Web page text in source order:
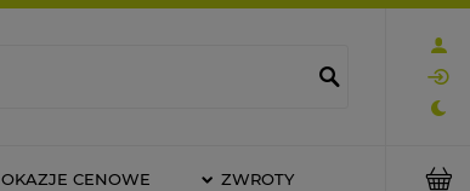
OKAZJE CENOWE ZWROTY